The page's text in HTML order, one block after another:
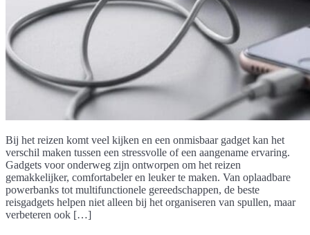
Bij het reizen komt veel kijken en een onmisbaar gadget kan het
verschil maken tussen een stressvolle of een aangename ervaring.
Gadgets voor onderweg zijn ontworpen om het reizen
gemakkelijker, comfortabeler en leuker te maken. Van oplaadbare
powerbanks tot multifunctionele gereedschappen, de beste
reisgadgets helpen niet alleen bij het organiseren van spullen, maar
verbeteren ook […]